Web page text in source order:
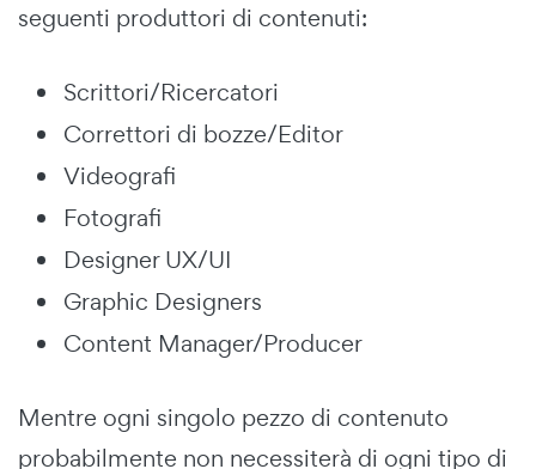
seguenti produttori di contenuti:
Scrittori/Ricercatori
Correttori di bozze/Editor
Videografi
Fotografi
Designer UX/UI
Graphic Designers
Content Manager/Producer
Mentre ogni singolo pezzo di contenuto
probabilmente non necessiterà di ogni tipo di